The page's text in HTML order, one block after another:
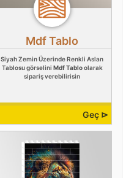
Mdf Tablo
Siyah Zemin Üzerinde Renkli Aslan
Tablosu görselini Mdf Tabloolarak
sipariş verebilirisin
Geç ⊳